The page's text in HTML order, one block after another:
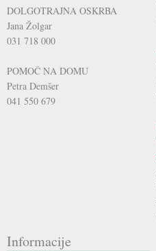
DOLGOTRAJNA OSKRBA
Jana Žolgar
031 718 000
POMOČ NA DOMU
Petra Demšer
041 550 679
Informacije